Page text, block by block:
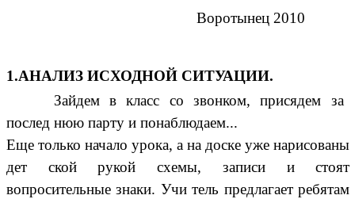
Воротынец 2010
1.АНАЛИЗ ИСХОДНОЙ СИТУАЦИИ.
Зайдем в класс со звонком, присядем за
послед нюю парту и понаблюдаем...
Еще только начало урока, а на доске уже нарисованы
дет ской рукой схемы, записи и стоят
вопросительные знаки. Учи тель предлагает ребятам